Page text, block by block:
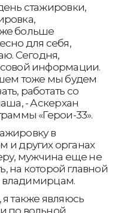
стажировки,
больше
для себя,
Сегодня,
информации.
тоже мы будем
работать со
- Аскерхан
«Герои-33».
в
и других органах
мужчина еще не
на которой главной
владимирцам.
также являюсь
по вольной